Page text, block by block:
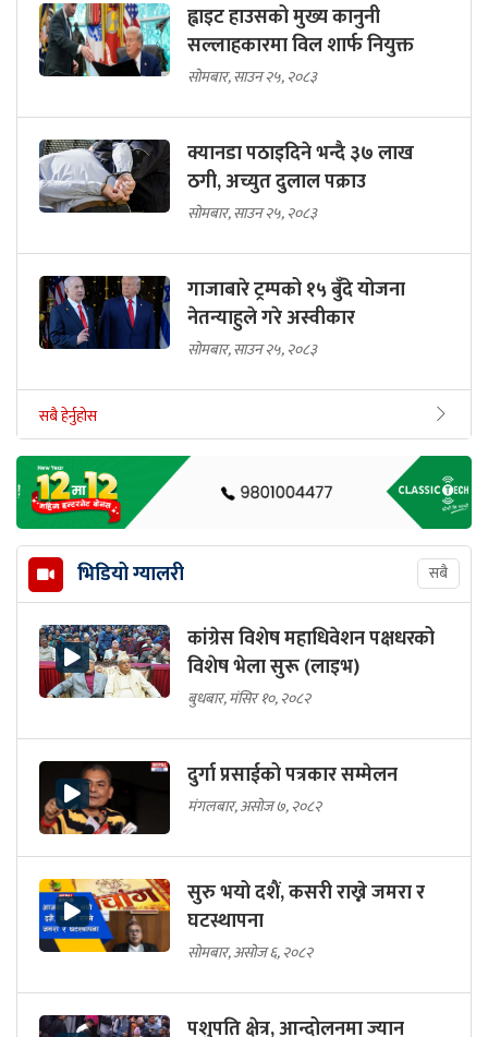
ह्वाइट हाउसको मुख्य कानुनी
सल्लाहकारमा विल शार्फ नियुक्त
सोमबार, साउन २५, २०८३
क्यानडा पठाइदिने भन्दै ३७ लाख
ठगी, अच्युत दुलाल पक्राउ
सोमबार, साउन २५, २०८३
गाजाबारे ट्रम्पको १५ बुँदे योजना
नेतन्याहुले गरे अस्वीकार
सोमबार, साउन २५, २०८३
सबै हेर्नुहोस
भिडियो ग्यालरी सबै
कांग्रेस विशेष महाधिवेशन पक्षधरको
विशेष भेला सुरू (लाइभ)
बुधबार, मंसिर १०, २०८२
दुर्गा प्रसाईको पत्रकार सम्मेलन
मंगलबार, असोज ७, २०८२
सुरु भयो दशैं, कसरी राख्ने जमरा र
घटस्थापना
सोमबार, असोज ६, २०८२
पशुपति क्षेत्र, आन्दोलनमा ज्यान